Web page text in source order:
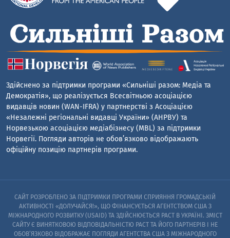
Здійснено за підтримки програми «Сильніші разом: Медіа та
Демократія», що реалізується Всесвітньою асоціацією
видавців новин (WAN-IFRA) у партнерстві з Асоціацією
«Незалежні регіональні видавці України» (АНРВУ) та
Норвезькою асоціацією медіабізнесу (MBL) за підтримки
Норвегії. Погляди авторів не обов’язково відображають
офіційну позицію партнерів програми.
САЙТ РОЗРОБЛЕНО ЗА ПІДТРИМКИ ПРОГРАМИ СПРИЯННЯ ГРОМАДСЬКІЙ
АКТИВНОСТІ «ДОЛУЧАЙСЯ!», ЩО ФІНАНСУЄТЬСЯ АГЕНТСТВОМ США З
МІЖНАРОДНОГО РОЗВИТКУ (USAID) ТА ЗДІЙСНЮЄТЬСЯ PACT В УКРАЇНІ. ЗМІСТ
САЙТУ Є ВИНЯТКОВОЮ ВІДПОВІДАЛЬНІСТЮ PACT ТА ЙОГО ПАРТНЕРІВ I НЕ
ОБОВ’ЯЗКОВО ВІДОБРАЖАЄ ПОГЛЯДИ АГЕНТСТВА США З МІЖНАРОДНОГО